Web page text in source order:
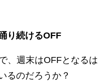
り続けるOFF
、週末はOFFとなるは
るのだろうか？